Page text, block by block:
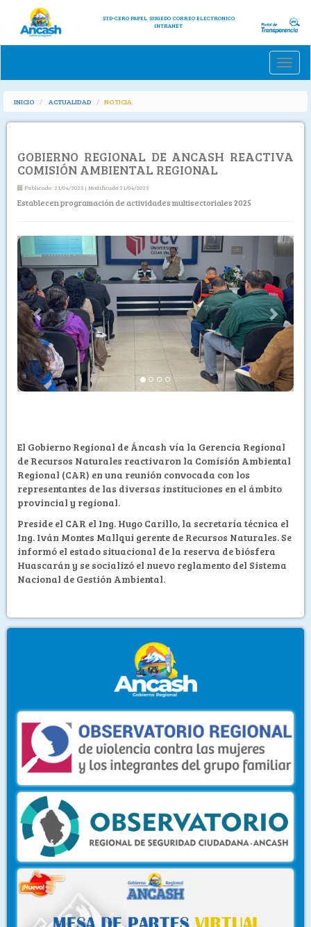
STD-CERO PAPEL SISGEDO CORREO ELECTRONICO
INTRANET
Toggle
INICIO ACTUALIDAD NOTICIA
GOBIERNO REGIONAL DE ANCASH REACTIVA
COMISIÓN AMBIENTAL REGIONAL
Publicado :21/04/2025 | Modificado:21/04/2025
Establecen programación de actividades multisectoriales 2025
Previous Next
El Gobierno Regional de Áncash vía la Gerencia Regional
de Recursos Naturales reactivaron la Comisión Ambiental
Regional (CAR) en una reunión convocada con los
representantes de las diversas instituciones en el ámbito
provincial y regional.
Preside el CAR el Ing. Hugo Carillo, la secretaría técnica el
Ing. Iván Montes Mallqui gerente de Recursos Naturales. Se
informó el estado situacional de la reserva de biósfera
Huascarán y se socializó el nuevo reglamento del Sistema
Nacional de Gestión Ambiental.